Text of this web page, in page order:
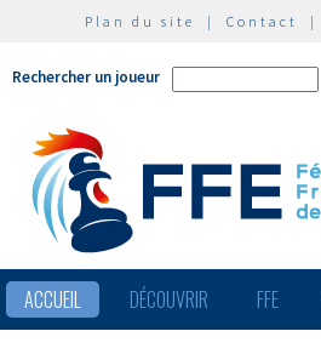
Plan du site | Contact |
Rechercher un joueur
ACCUEIL DÉCOUVRIR FFE